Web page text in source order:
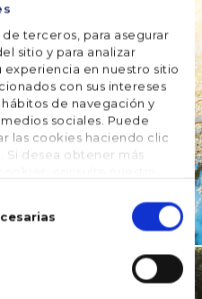
terceros, para asegurar
sitio y para analizar
experiencia en nuestro sitio
con sus intereses
de navegación y
sociales. Puede
las cookies haciendo clic
desea obtener más
:
2024